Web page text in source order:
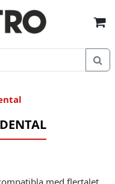
med flertalet